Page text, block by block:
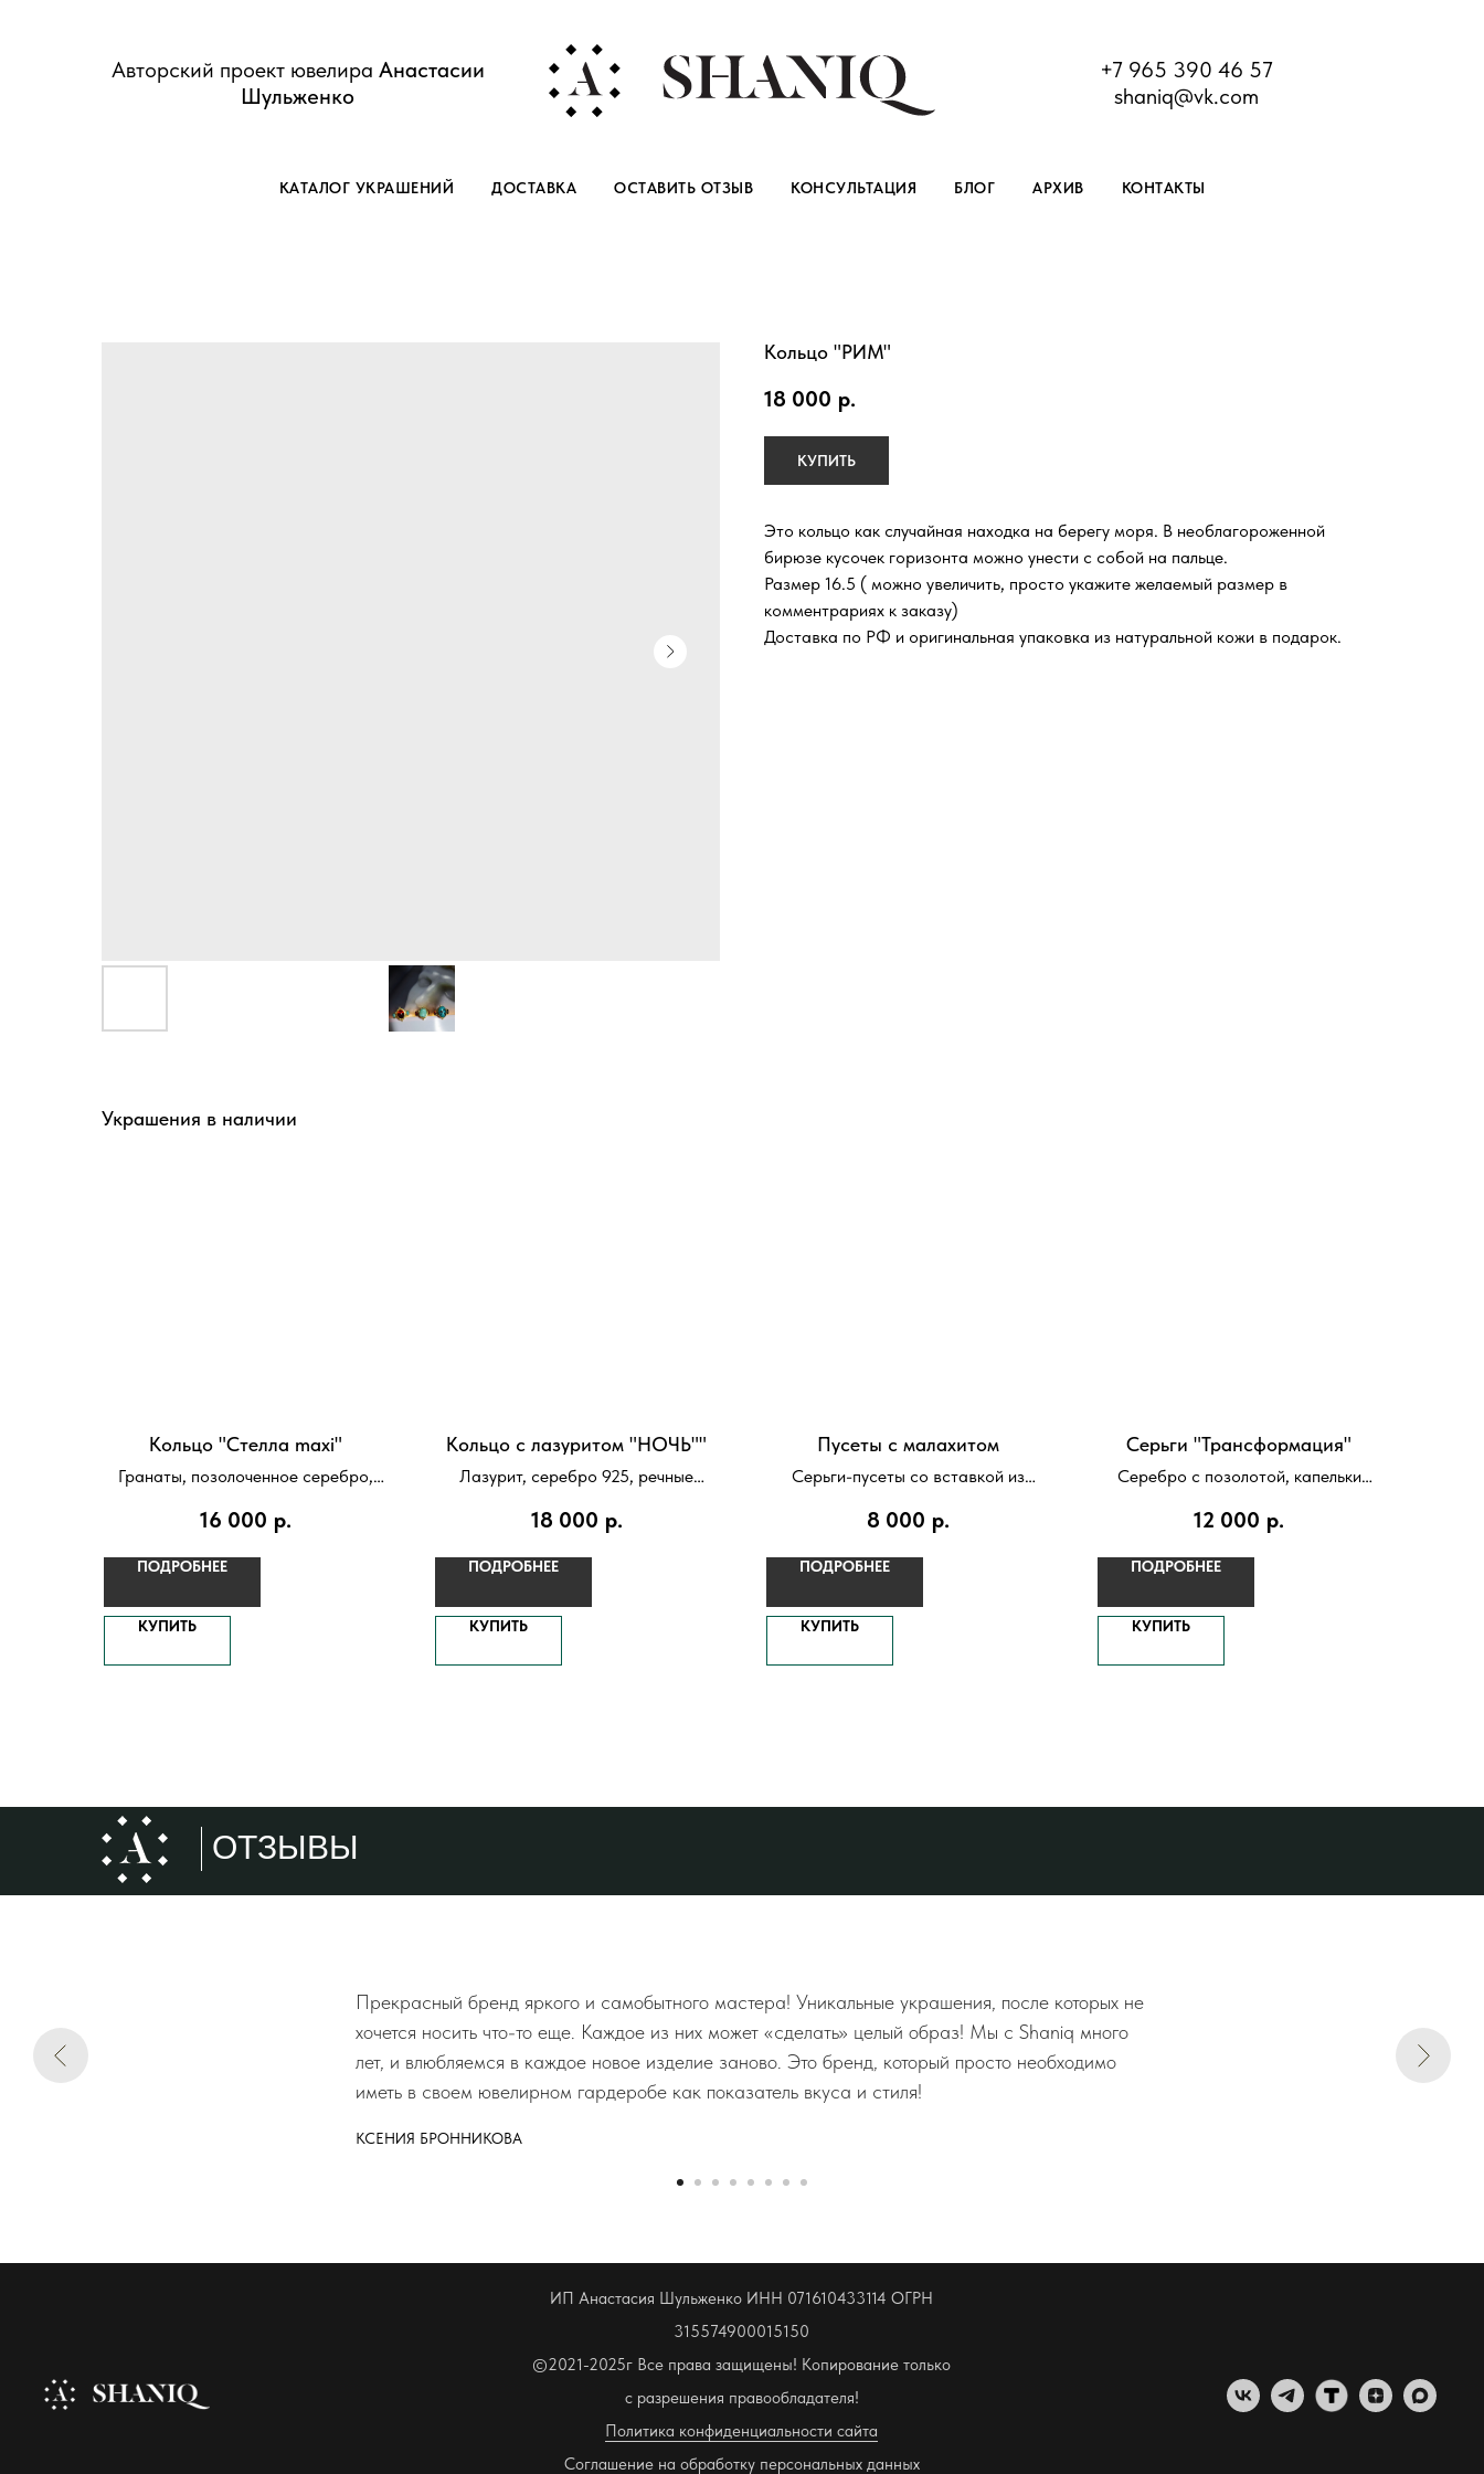
Авторский проект ювелира Анастасии
Шульженко
+7 965 390 46 57
shaniq@vk.com
КАТАЛОГ УКРАШЕНИЙ ДОСТАВКА ОСТАВИТЬ ОТЗЫВ КОНСУЛЬТАЦИЯ БЛОГ АРХИВ КОНТАКТЫ
Кольцо "РИМ"
18 000 р.
КУПИТЬ
Это кольцо как случайная находка на берегу моря. В необлагороженной
бирюзе кусочек горизонта можно унести с собой на пальце.
Размер 16.5 ( можно увеличить, просто укажите желаемый размер в
комментрариях к заказу)
Доставка по РФ и оригинальная упаковка из натуральной кожи в подарок.
Украшения в наличии
Кольцо "Стелла maxi"
Гранаты, позолоченное серебро,
16 000 р.
ПОДРОБНЕЕ
КУПИТЬ
Кольцо с лазуритом "НОЧЬ""
Лазурит, серебро 925, речные
18 000 р.
ПОДРОБНЕЕ
КУПИТЬ
Пусеты с малахитом
Серьги-пусеты со вставкой из
8 000 р.
ПОДРОБНЕЕ
КУПИТЬ
Серьги "Трансформация"
Серебро с позолотой, капельки
12 000 р.
ПОДРОБНЕЕ
КУПИТЬ
ОТЗЫВЫ
Прекрасный бренд яркого и самобытного мастера! Уникальные украшения, после которых не
хочется носить что-то еще. Каждое из них может «сделать» целый образ! Мы с Shaniq много
лет, и влюбляемся в каждое новое изделие заново. Это бренд, который просто необходимо
иметь в своем ювелирном гардеробе как показатель вкуса и стиля!
КСЕНИЯ БРОННИКОВА
ИП Анастасия Шульженко ИНН 071610433114 ОГРН
315574900015150
©2021-2025г Все права защищены! Копирование только
с разрешения правообладателя!
Политика конфиденциальности сайта
Соглашение на обработку персональных данных